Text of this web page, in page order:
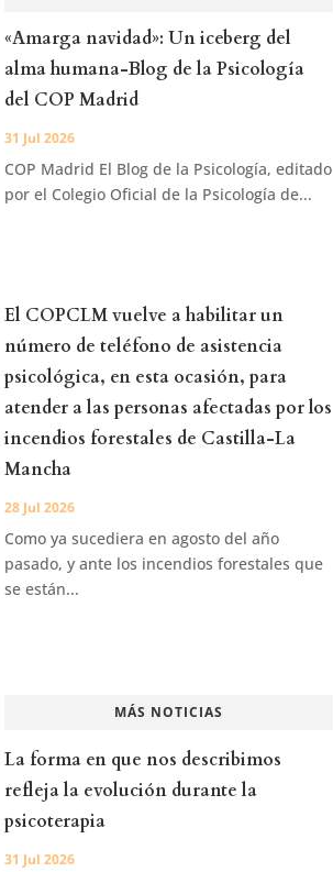
«Amarga navidad»: Un iceberg del
alma humana-Blog de la Psicología
del COP Madrid
31 Jul 2026
COP Madrid El Blog de la Psicología, editado
por el Colegio Oficial de la Psicología de...
El COPCLM vuelve a habilitar un
número de teléfono de asistencia
psicológica, en esta ocasión, para
atender a las personas afectadas por los
incendios forestales de Castilla-La
Mancha
28 Jul 2026
Como ya sucediera en agosto del año
pasado, y ante los incendios forestales que
se están...
MÁS NOTICIAS
La forma en que nos describimos
refleja la evolución durante la
psicoterapia
31 Jul 2026